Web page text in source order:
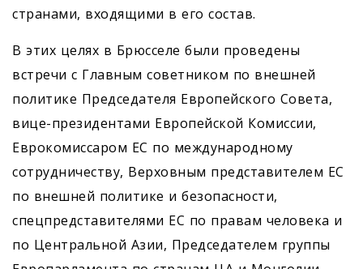
странами, входящими в его состав.
В этих целях в Брюсселе были проведены
встречи с Главным советником по внешней
политике Председателя Европейского Совета,
вице-президентами Европейской Комиссии,
Еврокомиссаром ЕС по международному
сотрудничеству, Верховным представителем ЕС
по внешней политике и безопасности,
спецпредставителями ЕС по правам человека и
по Центральной Азии, Председателем группы